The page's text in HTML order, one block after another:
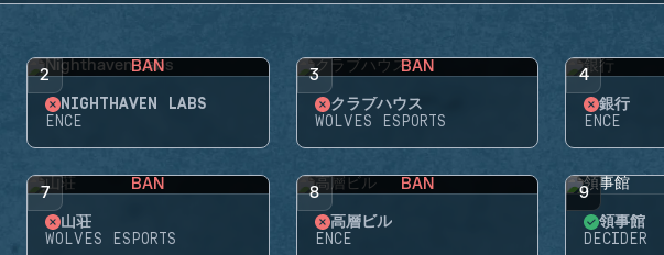
2 BAN
NIGHTHAVEN LABS
ENCE
3 BAN
クラブハウス
WOLVES ESPORTS
4
銀行
ENCE
7 BAN
山荘
WOLVES ESPORTS
8 BAN
高層ビル
ENCE
9
領事館
DECIDER